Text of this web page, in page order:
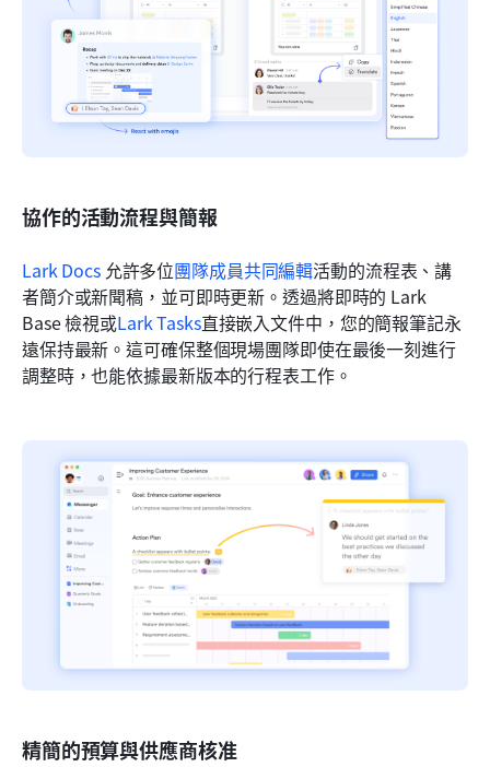
協作的活動流程與簡報
Lark Docs 允許多位團隊成員共同編輯活動的流程表、講
者簡介或新聞稿，並可即時更新。透過將即時的 Lark
Base 檢視或Lark Tasks直接嵌入文件中，您的簡報筆記永
遠保持最新。這可確保整個現場團隊即使在最後一刻進行
調整時，也能依據最新版本的行程表工作。
精簡的預算與供應商核准